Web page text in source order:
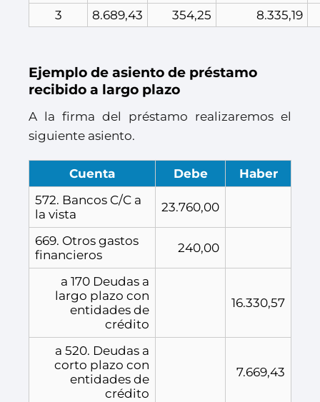
3
8.689,43 354,25 8.335,19
Ejemplo de asiento de préstamo
recibido a largo plazo
A la firma del préstamo realizaremos el
siguiente asiento.
Cuenta Debe
Haber
572. Bancos C/C a
la vista
23.760,00
669. Otros gastos
financieros
240,00
a 170 Deudas a
largo plazo con
entidades de
crédito
16.330,57
a 520. Deudas a
corto plazo con
entidades de
crédito
7.669,43